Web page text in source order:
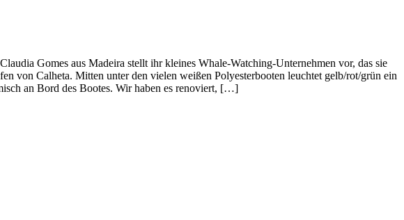
Gomes aus Madeira stellt ihr kleines Whale-Watching-Unternehmen vor, das sie
von Calheta. Mitten unter den vielen weißen Polyesterbooten leuchtet gelb/rot/grün ein
an Bord des Bootes. Wir haben es renoviert, […]